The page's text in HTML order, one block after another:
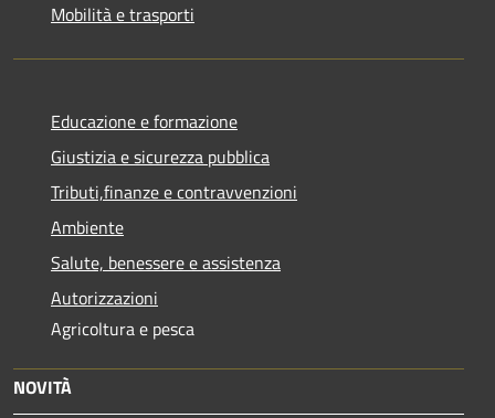
Mobilità e trasporti
Educazione e formazione
Giustizia e sicurezza pubblica
Tributi,finanze e contravvenzioni
Ambiente
Salute, benessere e assistenza
Autorizzazioni
Agricoltura e pesca
NOVITÀ